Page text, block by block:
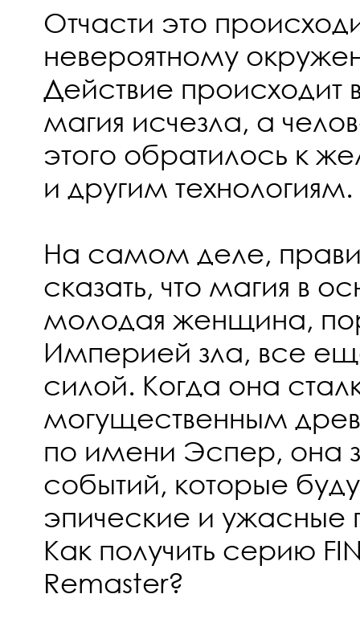
Отчасти это
невероятному
Действие происходит
магия исчезла, а
этого обратилось к
и другим технологиям.
На самом деле,
сказать, что магия в
молодая женщина,
Империей зла, все
силой. Когда она
могущественным
по имени Эспер, она
событий, которые
эпические и ужасные
Как получить серию
Remaster?